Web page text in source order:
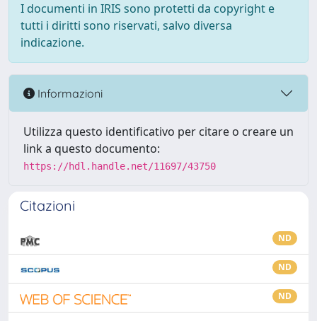
I documenti in IRIS sono protetti da copyright e
tutti i diritti sono riservati, salvo diversa
indicazione.
Informazioni
Utilizza questo identificativo per citare o creare un
link a questo documento:
https://hdl.handle.net/11697/43750
Citazioni
ND
ND
ND